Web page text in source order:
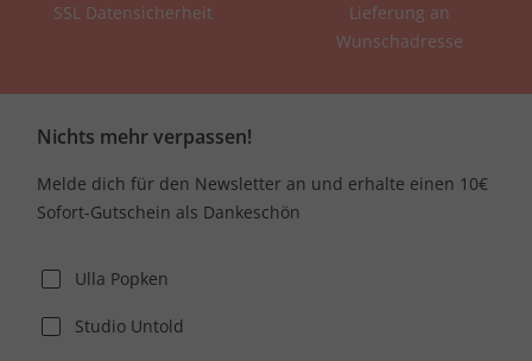
SSL Datensicherheit
Lieferung an
Wunschadresse
Nichts mehr verpassen!
Melde dich für den Newsletter an und erhalte einen 10€
Sofort-Gutschein als Dankeschön
Ulla Popken
Studio Untold